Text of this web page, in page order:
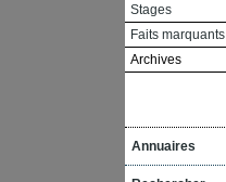
Stages
Faits marquants
Archives
Annuaires